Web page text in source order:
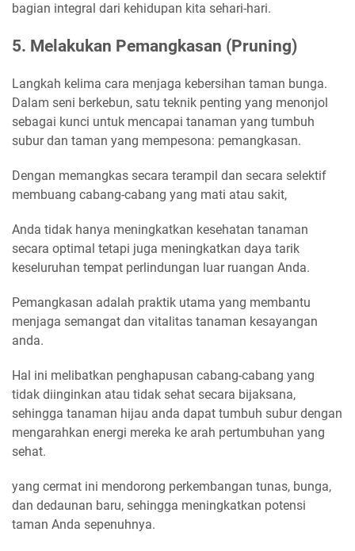
bagian integral dari kehidupan kita sehari-hari.
5. Melakukan Pemangkasan (Pruning)
Langkah kelima cara menjaga kebersihan taman bunga.
Dalam seni berkebun, satu teknik penting yang menonjol
sebagai kunci untuk mencapai tanaman yang tumbuh
subur dan taman yang mempesona: pemangkasan.
Dengan memangkas secara terampil dan secara selektif
membuang cabang-cabang yang mati atau sakit,
Anda tidak hanya meningkatkan kesehatan tanaman
secara optimal tetapi juga meningkatkan daya tarik
keseluruhan tempat perlindungan luar ruangan Anda.
Pemangkasan adalah praktik utama yang membantu
menjaga semangat dan vitalitas tanaman kesayangan
anda.
Hal ini melibatkan penghapusan cabang-cabang yang
tidak diinginkan atau tidak sehat secara bijaksana,
sehingga tanaman hijau anda dapat tumbuh subur dengan
mengarahkan energi mereka ke arah pertumbuhan yang
sehat.
yang cermat ini mendorong perkembangan tunas, bunga,
dan dedaunan baru, sehingga meningkatkan potensi
taman Anda sepenuhnya.